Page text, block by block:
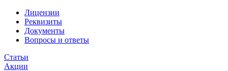
Лицензии
Реквизиты
Документы
Вопросы и ответы
Статьи
Акции